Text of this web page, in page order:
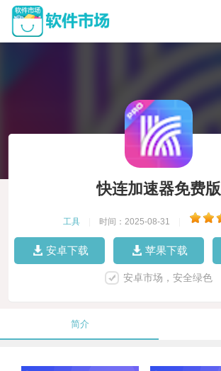
快连加速器免费版
工具 时间：2025-08-31
安卓下载 苹果下载
安卓市场，安全绿色
简介